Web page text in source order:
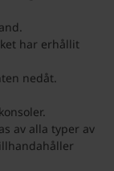
har erhållit
nedåt.
av alla typer av